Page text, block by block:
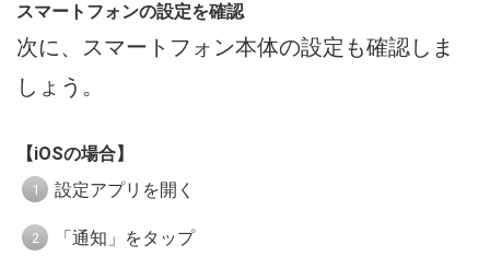
スマートフォンの設定を確認
次に、スマートフォン本体の設定も確認しま
しょう。
【iOSの場合】
設定アプリを開く
「通知」をタップ